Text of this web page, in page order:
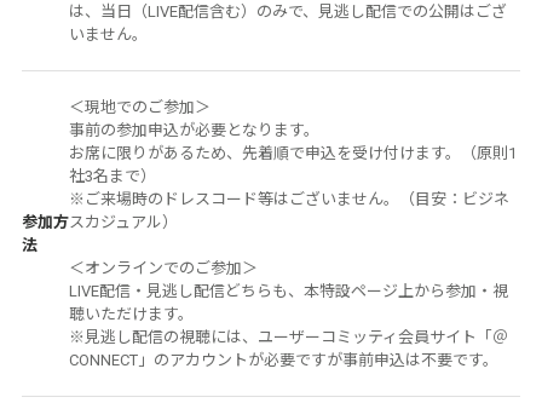
は、当日（LIVE配信含む）のみで、見逃し配信での公開はござ
いません。
参加方
法
＜現地でのご参加＞
事前の参加申込が必要となります。
お席に限りがあるため、先着順で申込を受け付けます。（原則1
社3名まで）
※ご来場時のドレスコード等はございません。（目安：ビジネ
スカジュアル）
＜オンラインでのご参加＞
LIVE配信・見逃し配信どちらも、本特設ページ上から参加・視
聴いただけます。
※見逃し配信の視聴には、ユーザーコミッティ会員サイト「＠
CONNECT」のアカウントが必要ですが事前申込は不要です。